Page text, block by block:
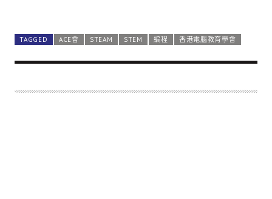
TAGGED ACE會 STEAM STEM 編程 香港電腦教育學會